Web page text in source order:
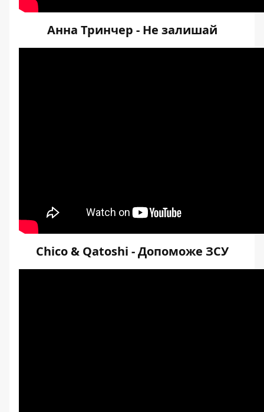
Анна Тринчер - Не залишай
Chico & Qatoshi - Допоможе ЗСУ